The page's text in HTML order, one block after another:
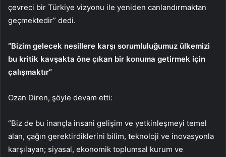
çevreci bir Türkiye vizyonu ile yeniden canlandırmaktan
geçmektedir” dedi.
“Bizim gelecek nesillere karşı sorumluluğumuz ülkemizi
bu kritik kavşakta öne çıkan bir konuma getirmek için
çalışmaktır”
Ozan Diren, şöyle devam etti:
“Biz de bu inançla insani gelişim ve yetkinleşmeyi temel
alan, çağın gerektirdiklerini bilim, teknoloji ve inovasyonla
karşılayan; siyasal, ekonomik toplumsal kurum ve